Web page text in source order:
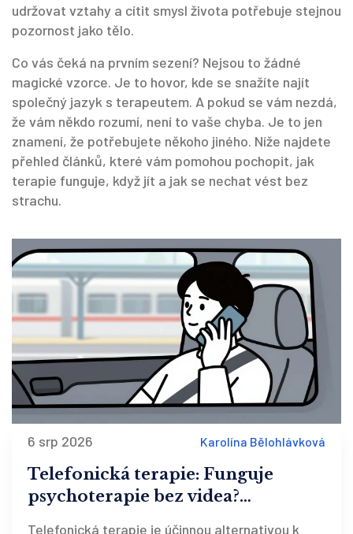
udržovat vztahy a cítit smysl života potřebuje stejnou
pozornost jako tělo.
Co vás čeká na prvním sezení? Nejsou to žádné
magické vzorce. Je to hovor, kde se snažíte najít
společný jazyk s terapeutem. A pokud se vám nezdá,
že vám někdo rozumí, není to vaše chyba. Je to jen
znamení, že potřebujete někoho jiného. Níže najdete
přehled článků, které vám pomohou pochopit, jak
terapie funguje, když jít a jak se nechat vést bez
strachu.
6 srp 2026 Karolína Bělohlávková
Telefonická terapie: Funguje
psychoterapie bez videa?
Telefonická terapie je účinnou alternativou k